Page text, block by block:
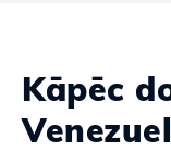
Kāpēc